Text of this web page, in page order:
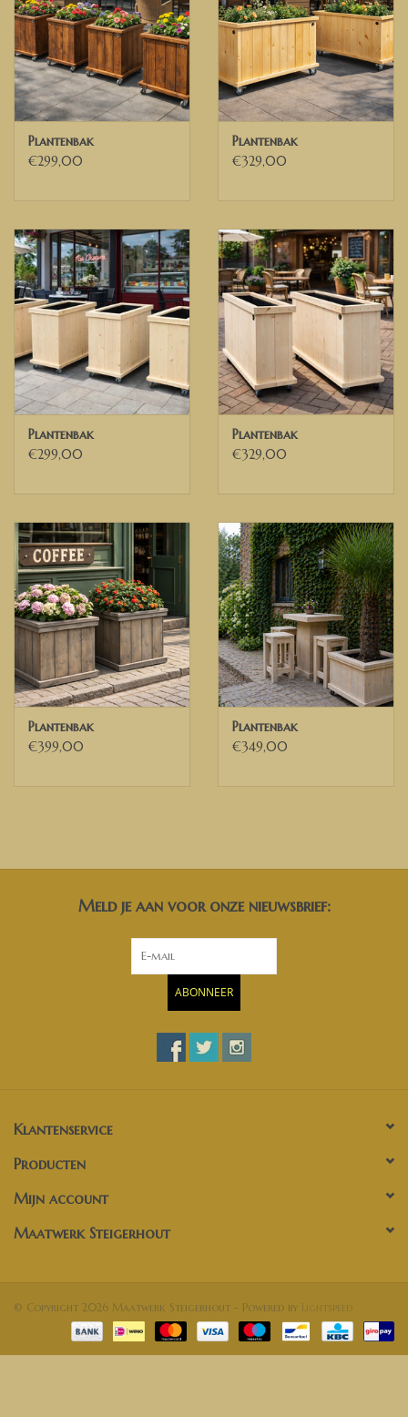
Plantenbak
€299,00
Plantenbak
€329,00
Plantenbak
€299,00
Plantenbak
€329,00
Plantenbak
€399,00
Plantenbak
€349,00
Meld je aan voor onze nieuwsbrief:
ABONNEER
Klantenservice
Producten
Mijn account
Maatwerk Steigerhout
© Copyright 2026 Maatwerk Steigerhout - Powered by Lightspeed